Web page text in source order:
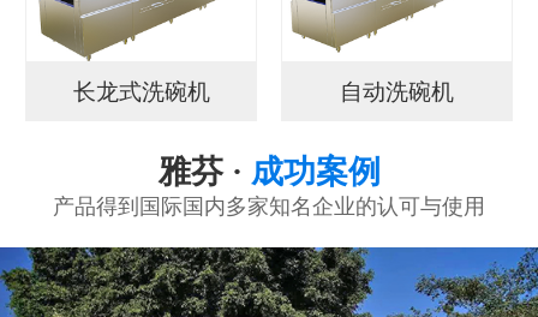
长龙式洗碗机 自动洗碗机
雅芬 · 成功案例
产品得到国际国内多家知名企业的认可与使用